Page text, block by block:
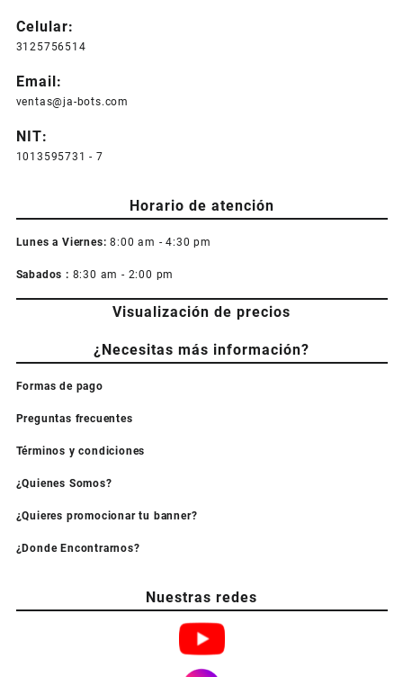
Celular:
3125756514
Email:
ventas@ja-bots.com
NIT:
1013595731 - 7
Horario de atención
Lunes a Viernes: 8:00 am - 4:30 pm
Sabados : 8:30 am - 2:00 pm
Visualización de precios
¿Necesitas más información?
Formas de pago
Preguntas frecuentes
Términos y condiciones
¿Quienes Somos?
¿Quieres promocionar tu banner?
¿Donde Encontrarnos?
Nuestras redes